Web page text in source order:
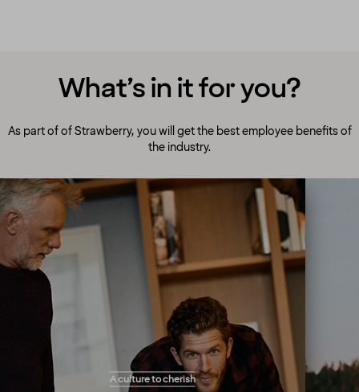
What’s in it for you?
As part of of Strawberry, you will get the best employee benefits of
the industry.
A culture to cherish
A culture to cherish
Our people always make guests their top
priority! Our warm and welcoming atmosphere